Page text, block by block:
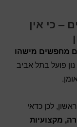
– כי אין
מחפשים מישהו
פועל בתל אביב
לכן כדאי
מקצועיות